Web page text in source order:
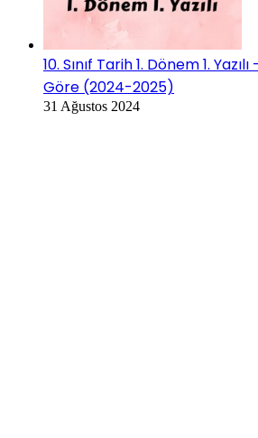
10. Sınıf Tarih 1. Dönem 1.
Göre (2024-2025)
31 Ağustos 2024